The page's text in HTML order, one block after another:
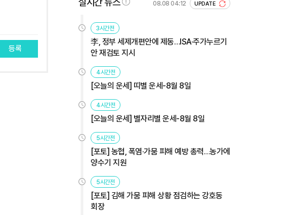
등록
08.08 04:12 UPDATE
3시간전
李, 정부 세제개편안에 제동…ISA·주가누르기
안 재검토 지시
4시간전
[오늘의 운세] 띠별 운세-8월 8일
4시간전
[오늘의 운세] 별자리별 운세-8월 8일
5시간전
[포토] 농협, 폭염·가뭄 피해 예방 총력…농가에
양수기 지원
5시간전
[포토] 김해 가뭄 피해 상황 점검하는 강호동
회장